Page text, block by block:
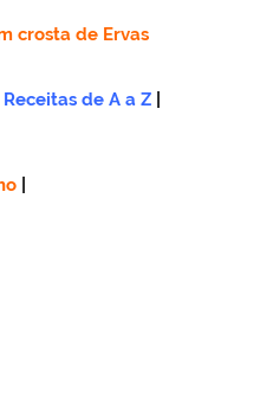
crosta de Ervas
Receitas de A a Z